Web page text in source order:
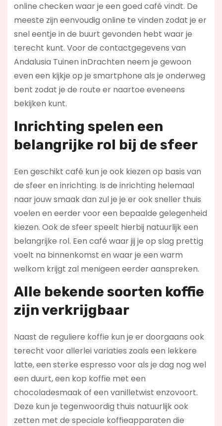
online checken waar je een goed café vindt. De
meeste zijn eenvoudig online te vinden zodat je er
snel eentje in de buurt gevonden hebt waar je
terecht kunt. Voor de contactgegevens van
Andalusia Tuinen inDrachten neem je gewoon
even een kijkje op je smartphone als je onderweg
bent zodat je de route er naartoe eveneens
bekijken kunt.
Inrichting spelen een
belangrijke rol bij de sfeer
Een geschikt café kun je ook kiezen op basis van
de sfeer en inrichting. Is de inrichting helemaal
naar jouw smaak dan zul je je er ook sneller thuis
voelen en eerder voor een bepaalde gelegenheid
kiezen. Ook de sfeer speelt hierbij natuurlijk een
belangrijke rol. Een café waar jij je op slag prettig
voelt na binnenkomst en waar je een warm
welkom krijgt zal menigeen eerder aanspreken.
Alle bekende soorten koffie
zijn verkrijgbaar
Naast de reguliere koffie kun je er doorgaans ook
terecht voor allerlei variaties zoals een lekkere
latte, een sterke espresso voor als je dag nog wel
een duurt, een kop koffie met een
chocoladesmaak of een vanilletwist enzovoort.
Deze kun je tegenwoordig thuis natuurlijk ook
zetten met de speciale koffieapparaten die